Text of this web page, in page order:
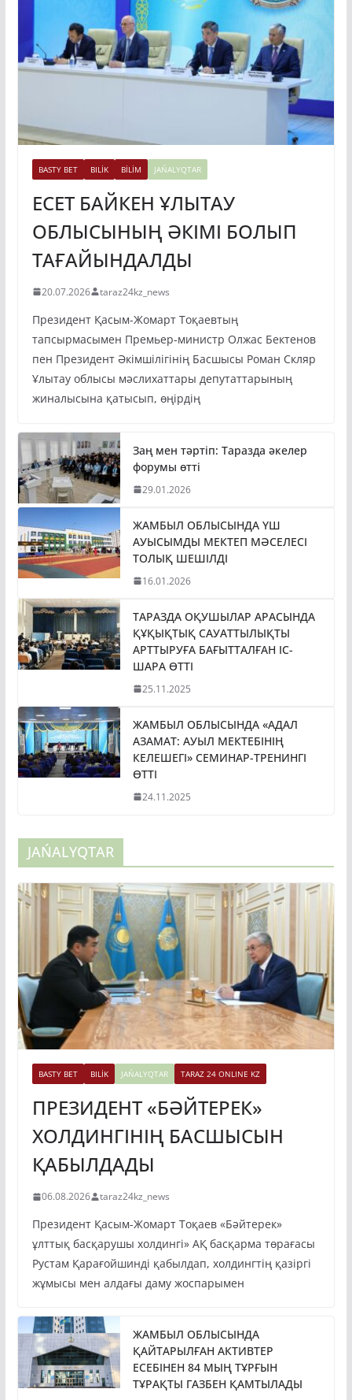
BASTY BET BILİK BİLİM JAŃALYQTAR
ЕСЕТ БАЙКЕН ҰЛЫТАУ
ОБЛЫСЫНЫҢ ӘКІМІ БОЛЫП
ТАҒАЙЫНДАЛДЫ
20.07.2026 taraz24kz_news
Президент Қасым-Жомарт Тоқаевтың
тапсырмасымен Премьер-министр Олжас Бектенов
пен Президент Әкімшілігінің Басшысы Роман Скляр
Ұлытау облысы мәслихаттары депутаттарының
жиналысына қатысып, өңірдің
Заң мен тәртіп: Таразда әкелер
форумы өтті
29.01.2026
ЖАМБЫЛ ОБЛЫСЫНДА ҮШ
АУЫСЫМДЫ МЕКТЕП МӘСЕЛЕСІ
ТОЛЫҚ ШЕШІЛДІ
16.01.2026
ТАРАЗДА ОҚУШЫЛАР АРАСЫНДА
ҚҰҚЫҚТЫҚ САУАТТЫЛЫҚТЫ
АРТТЫРУҒА БАҒЫТТАЛҒАН ІС-
ШАРА ӨТТІ
25.11.2025
ЖАМБЫЛ ОБЛЫСЫНДА «АДАЛ
АЗАМАТ: АУЫЛ МЕКТЕБІНІҢ
КЕЛЕШЕГІ» СЕМИНАР-ТРЕНИНГІ
ӨТТІ
24.11.2025
JAŃALYQTAR
BASTY BET BILİK JAŃALYQTAR TARAZ 24 ONLINE KZ
ПРЕЗИДЕНТ «БӘЙТЕРЕК»
ХОЛДИНГІНІҢ БАСШЫСЫН
ҚАБЫЛДАДЫ
06.08.2026 taraz24kz_news
Президент Қасым-Жомарт Тоқаев «Бәйтерек»
ұлттық басқарушы холдингі» АҚ басқарма төрағасы
Рустам Қарағойшинді қабылдап, холдингтің қазіргі
жұмысы мен алдағы даму жоспарымен
ЖАМБЫЛ ОБЛЫСЫНДА
ҚАЙТАРЫЛҒАН АКТИВТЕР
ЕСЕБІНЕН 84 МЫҢ ТҰРҒЫН
ТҰРАҚТЫ ГАЗБЕН ҚАМТЫЛАДЫ